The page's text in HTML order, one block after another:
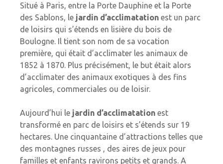
Situé à Paris, entre la Porte Dauphine et la Porte
des Sablons, le jardin d’acclimatation est un parc
de loisirs qui s’étends en lisière du bois de
Boulogne. Il tient son nom de sa vocation
première, qui était d’acclimater les animaux de
1852 à 1870. Plus précisément, le but était alors
d’acclimater des animaux exotiques à des fins
agricoles, commerciales ou de loisir.
Aujourd’hui le jardin d’acclimatation est
transformé en parc de loisirs et s’étends sur 19
hectares. Une cinquantaine d’attractions telles que
des montagnes russes , des aires de jeux pour
familles et enfants ravirons petits et grands. A